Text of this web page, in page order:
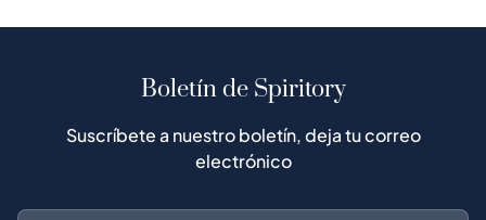
Boletín de Spiritory
Suscríbete a nuestro boletín, deja tu correo
electrónico